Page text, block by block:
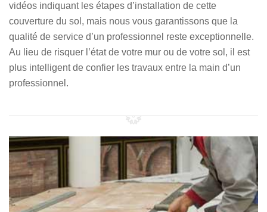
vidéos indiquant les étapes d’installation de cette
couverture du sol, mais nous vous garantissons que la
qualité de service d’un professionnel reste exceptionnelle.
Au lieu de risquer l’état de votre mur ou de votre sol, il est
plus intelligent de confier les travaux entre la main d’un
professionnel.